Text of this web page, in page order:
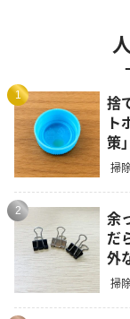
1
捨
ト
策
掃
2
余
だ
外
掃